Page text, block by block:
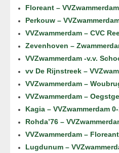
Floreant –
Perkouw –
VVZwammerdam – CVC
Zevenhoven –
VVZwammerdam -v.v.
vv De Rijnstreek –
VVZwammerdam –
VVZwammerdam –
Kagia – VVZwammerdam
Rohda’76 –
VVZwammerdam –
Lugdunum –